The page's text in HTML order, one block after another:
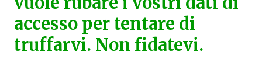
accesso per tentare di
truffarvi. Non fidatevi.